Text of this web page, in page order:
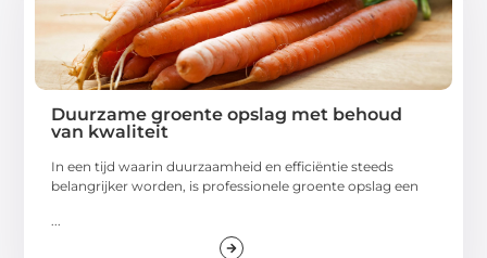
Duurzame groente opslag met behoud
van kwaliteit
In een tijd waarin duurzaamheid en efficiëntie steeds
belangrijker worden, is professionele groente opslag een